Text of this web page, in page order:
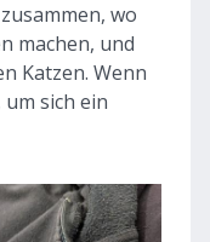
wo
machen, und
Katzen. Wenn
sich ein